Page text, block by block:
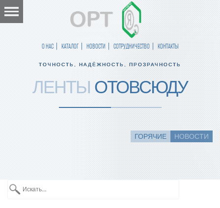
О НАС КАТАЛОГ НОВОСТИ СОТРУДНИЧЕСТВО КОНТАКТЫ
ТОЧНОСТЬ, НАДЁЖНОСТЬ, ПРОЗРАЧНОСТЬ
ЛЕНТЫ ОТОВСЮДУ
ГОРЯЧИЕ НОВОСТИ